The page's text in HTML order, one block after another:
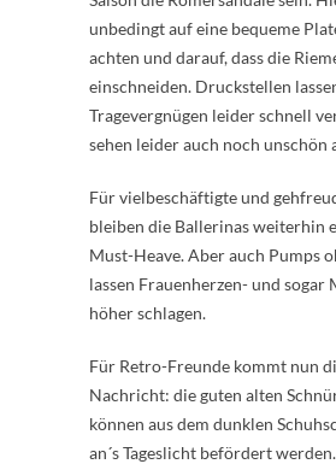
unbedingt auf eine bequeme
achten und darauf, dass die
einschneiden. Druckstellen
Tragevergnügen leider schnell
sehen leider auch noch unschön
Für vielbeschäftigte und
bleiben die Ballerinas weiterhin
Must-Heave. Aber auch Pumps
lassen Frauenherzen- und sogar
höher schlagen.
Für Retro-Freunde kommt nun
Nachricht: die guten alten
können aus dem dunklen
an´s Tageslicht befördert